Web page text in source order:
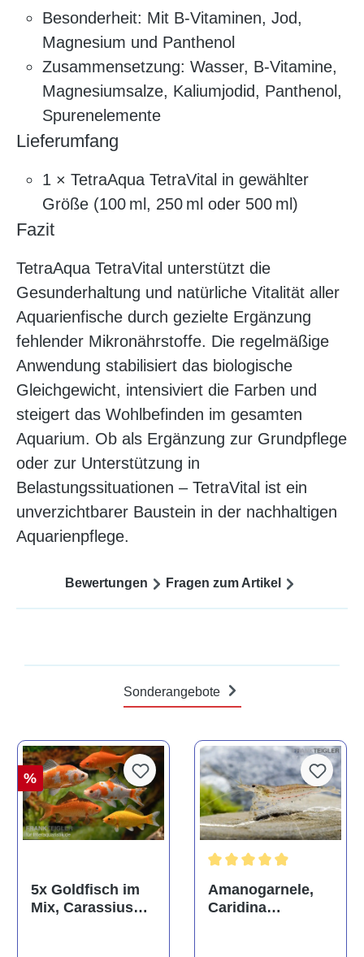
Besonderheit: Mit B-Vitaminen, Jod,
Magnesium und Panthenol
Zusammensetzung: Wasser, B-Vitamine,
Magnesiumsalze, Kaliumjodid, Panthenol,
Spurenelemente
Lieferumfang
1 × TetraAqua TetraVital in gewählter
Größe (100 ml, 250 ml oder 500 ml)
Fazit
TetraAqua TetraVital unterstützt die
Gesunderhaltung und natürliche Vitalität aller
Aquarienfische durch gezielte Ergänzung
fehlender Mikronährstoffe. Die regelmäßige
Anwendung stabilisiert das biologische
Gleichgewicht, intensiviert die Farben und
steigert das Wohlbefinden im gesamten
Aquarium. Ob als Ergänzung zur Grundpflege
oder zur Unterstützung in
Belastungssituationen – TetraVital ist ein
unverzichtbarer Baustein in der nachhaltigen
Aquarienpflege.
Bewertungen Fragen zum Artikel
Sonderangebote
%
5x Goldfisch im
Mix, Carassius
Amanogarnele,
Caridina